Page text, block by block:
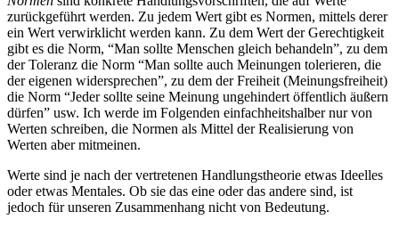
zurückgeführt werden. Zu jedem Wert gibt es Normen, mittels derer
ein Wert verwirklicht werden kann. Zu dem Wert der Gerechtigkeit
gibt es die Norm, “Man sollte Menschen gleich behandeln”, zu dem
der Toleranz die Norm “Man sollte auch Meinungen tolerieren, die
der eigenen widersprechen”, zu dem der Freiheit (Meinungsfreiheit)
die Norm “Jeder sollte seine Meinung ungehindert öffentlich äußern
dürfen” usw. Ich werde im Folgenden einfachheitshalber nur von
Werten schreiben, die Normen als Mittel der Realisierung von
Werten aber mitmeinen.
Werte sind je nach der vertretenen Handlungstheorie etwas Ideelles
oder etwas Mentales. Ob sie das eine oder das andere sind, ist
jedoch für unseren Zusammenhang nicht von Bedeutung.